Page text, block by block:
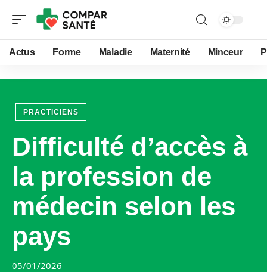
Actus Forme Maladie Maternité Minceur
PRACTICIENS
Difficulté d’accès à
la profession de
médecin selon les
pays
05/01/2026